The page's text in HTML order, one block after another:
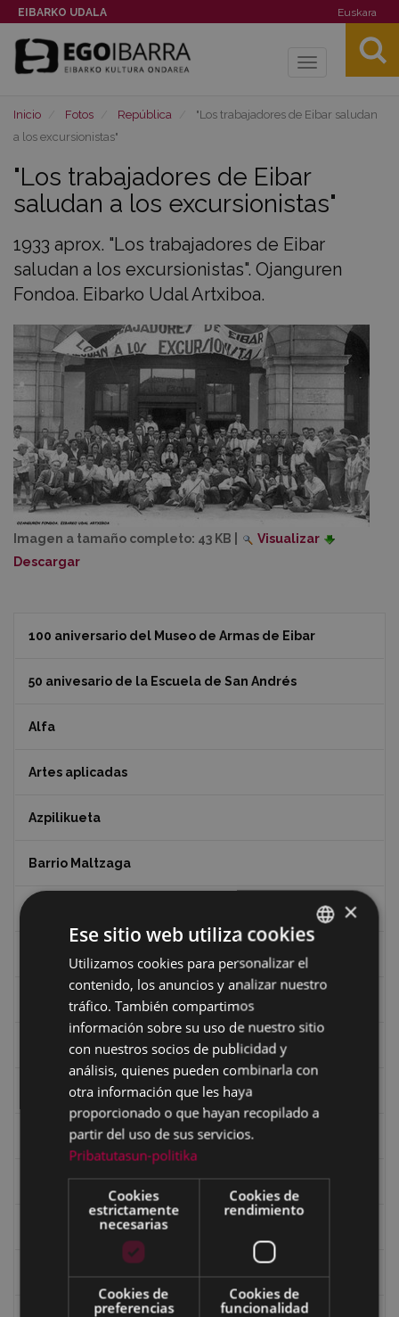
EIBARKO UDALA Euskara
Toggle
Inicio Fotos República
"Los trabajadores de Eibar saludan
a los excursionistas"
"Los trabajadores de Eibar
saludan a los excursionistas"
1933 aprox. "Los trabajadores de Eibar
saludan a los excursionistas". Ojanguren
Fondoa. Eibarko Udal Artxiboa.
Imagen a tamaño completo: 43 KB
Visualizar
Descargar
100 aniversario del Museo de Armas de Eibar
50 anivesario de la Escuela de San Andrés
Alfa
Artes aplicadas
Azpilikueta
Barrio Maltzaga
Ciclismo "A rueda"
Dibujos de Julen Zabaleta
Eibar desde el aire
Eibartarren ahotan
Ermitas
Fondo Bolumburu
BASQUE
SPANISH
×
Ese sitio web utiliza cookies
Utilizamos cookies para personalizar el
contenido, los anuncios y analizar nuestro
tráfico. También compartimos
información sobre su uso de nuestro sitio
con nuestros socios de publicidad y
análisis, quienes pueden combinarla con
otra información que les haya
proporcionado o que hayan recopilado a
partir del uso de sus servicios.
Pribatutasun-politika
Cookies
estrictamente
necesarias
Cookies de
rendimiento
Cookies de
preferencias
Cookies de
funcionalidad